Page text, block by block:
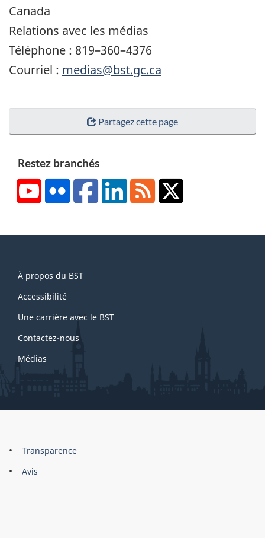
Canada
Relations avec les médias
Téléphone : 819–360–4376
Courriel : medias@bst.gc.ca
Partagez cette page
Restez branchés
YouTubeFlickr FacebookLinkedInRSS
this
site
À propos du BST
Accessibilité
Une carrière avec le BST
Contactez-nous
Médias
About
this
Brand
Transparence
Avis